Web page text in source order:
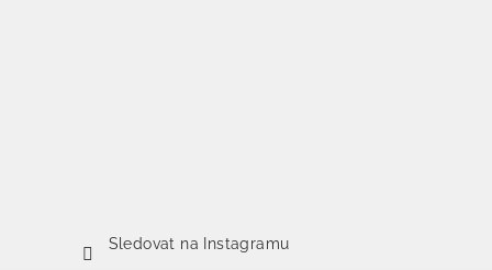
Sledovat na Instagramu